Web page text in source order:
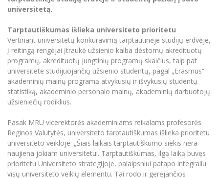
Universiteto teatras
Novikas)
MRU merginų choras
Neformaliuoju ir (ar) savišvietos būdu įgytų
Studijų organizavimas
Erasmus+ mobilumas praktikoms (SMP)
Kitos galimybės
Partnerystės
Azijos centras
Vilniaus Karaliaus Sedžiongo institutas
Frankofoniškų šalių studijų centras
Žmogaus, aplinkos ir technologijų (HET)
Doktorantūra
Projektai
Akademinė leidyba
Mokslo naujienos
Kasmetiniai mokslo renginiai
Akademinė etika
Darbas MRU
Universiteto simbolika
Atributika
Tarptautiškumas
Studentams
Studentams
Darnus vystymasis
Bakalauro studijos
Magistrantūros studijos
Vadovų MBA
Švietimo ir kultūros vadovų MPA
Teisės LL.M.
Papildomosios studijos
Doktorantūros studijos
Profesinės bakalauro studijos
Personalo valdymo centras
Privačių interesų deklaravimas
Informacija naujiems darbuotojams
universitetą.
Tarptautiškumas išlieka universiteto prioritetu
Vertinant universitetų konkuravimą tarptautinėje studijų erdvėje,
į reitingą rengėjai įtraukė užsienio kalba dėstomų akredituotų
programų, akredituotų jungtinių programų skaičius, taip pat
universitete studijuojančių užsienio studentų, pagal „Erasmus“
akademinių mainų programą atvykusių ir išvykusių studentų
statistiką, akademinio personalo mainų, akademinių darbuotojų
užsieniečių rodiklius.
Pasak MRU vicerektorės akademiniams reikalams profesorės
Reginos Valutytės, universiteto tarptautiškumas išlieka prioritetu
universiteto veikloje: „Šiais laikais tarptautiškumo siekis nėra
naujiena jokiam universitetui. Tarptautiškumas, ilgą laiką buvęs
prioritetu Universiteto strategijoje, palaipsniui patapo integraliu
visų universiteto veiklų elementu. Tai rodo ir gerėjančios